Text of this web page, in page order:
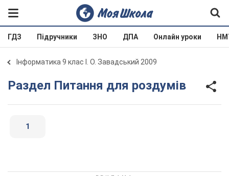
ГДЗ Підручники ЗНО ДПА Онлайн уроки
Інформатика 9 клас І. О. Завадський 2009
Раздел Питання для роздумів
1